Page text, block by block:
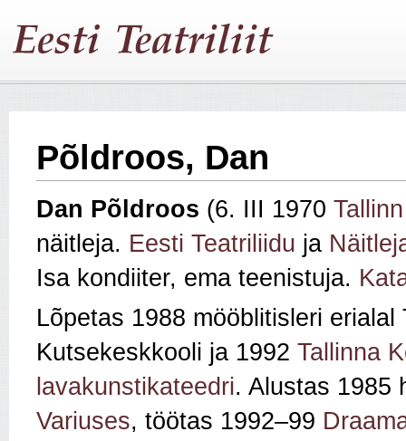
Põldroos, Dan
Dan Põldroos (6. III 1970 Tallinn
näitleja. Eesti Teatriliidu ja
Isa kondiiter, ema teenistuja.
Lõpetas 1988 mööblitisleri erialal
Kutsekeskkooli ja 1992 Tallinna
lavakunstikateedri. Alustas 1985
Variuses, töötas 1992–99